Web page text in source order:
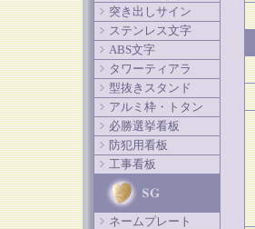
突き出しサイン
ステンレス文字
ABS文字
タワーティアラ
型抜きスタンド
アルミ枠・トタン
必勝選挙看板
防犯用看板
工事看板
ネームプレート